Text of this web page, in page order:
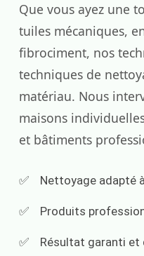
Que vous ayez une
tuiles mécaniques,
fibrociment, nos
techniques de
matériau. Nous
maisons
et bâtiments
Nettoyage adapté
Produits
Résultat garanti et